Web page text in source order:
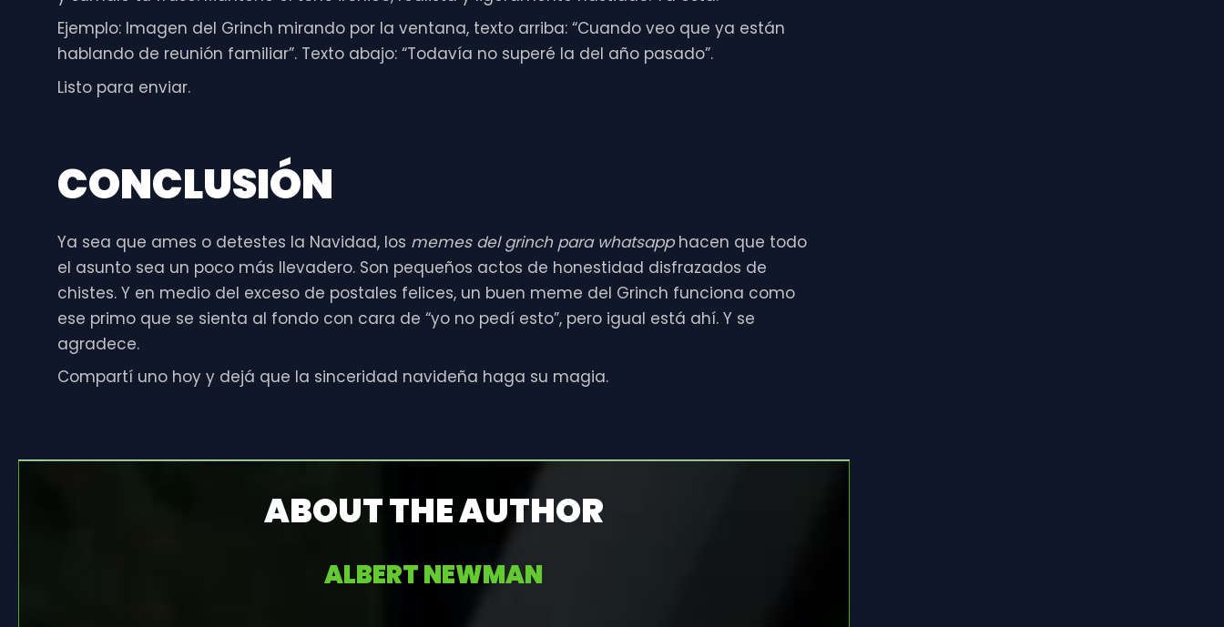
Ejemplo: Imagen del Grinch mirando por la ventana, texto arriba: “Cuando veo que ya están
hablando de reunión familiar”. Texto abajo: “Todavía no superé la del año pasado”.
Listo para enviar.
CONCLUSIÓN
Ya sea que ames o detestes la Navidad, los memes del grinch para whatsapphacen que todo
el asunto sea un poco más llevadero. Son pequeños actos de honestidad disfrazados de
chistes. Y en medio del exceso de postales felices, un buen meme del Grinch funciona como
ese primo que se sienta al fondo con cara de “yo no pedí esto”, pero igual está ahí. Y se
agradece.
Compartí uno hoy y dejá que la sinceridad navideña haga su magia.
ABOUT THE AUTHOR
ALBERT NEWMAN